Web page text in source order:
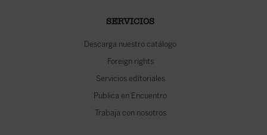
SERVICIOS
Descarga nuestro catálogo
Foreign rights
Servicios editoriales
Publica en Encuentro
Trabaja con nosotros